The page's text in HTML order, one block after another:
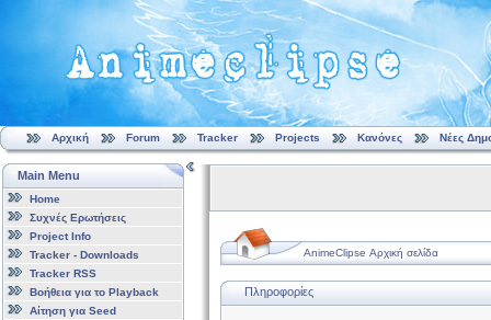
Αρχική Forum Tracker Projects Κανόνες Νέες
Main Menu
Home
Συχνές Ερωτήσεις
Project Info
Tracker - Downloads
Tracker RSS
Βοήθεια για το Playback
Αίτηση για Seed
AnimeClipse Αρχική σελίδα
Πληροφορίες